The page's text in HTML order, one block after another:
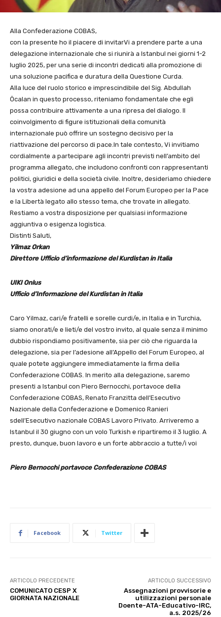
Alla Confederazione COBAS,
con la presente ho il piacere di invitarVi a prendere parte a una
delegazione internazionale che si riunirà a Istanbul nei giorni 1-2
luglio 2025, per una serie di incontri dedicati alla promozione di
una soluzione pacifica e duratura della Questione Curda.
Alla luce del ruolo storico e imprescindibile del Sig. Abdullah
Öcalan in questo processo, riteniamo fondamentale che egli
possa contribuire attivamente a una ripresa del dialogo. Il
coinvolgimento di figure istituzionali della comunità
internazionale può offrire un sostegno decisivo per la
riattivazione del percorso di pace.In tale contesto, Vi invitiamo
cordialmente a partecipare agli incontri previsti nell’ambito del
programma allegato, che includono confronti con rappresentanti
politici, giuridici e della società civile. Inoltre, desideriamo chiedere
la vostra adesione ad una appello del Forum Europeo per la Pace
e la Libertà legato allo stesso tema, che trovate in allegato.
Restiamo a vostra disposizione per qualsiasi informazione
aggiuntiva o esigenza logistica.
Distinti Saluti,
Yilmaz Orkan
Direttore Ufficio d’informazione del Kurdistan in Italia
UIKI Onlus
Ufficio d’Informazione del Kurdistan in Italia
Caro Yilmaz, cari/e fratelli e sorelle curdi/e, in Italia e in Turchia,
siamo onorati/e e lieti/e del vostro invito, al quale senza il minimo
dubbio rispondiamo positivamente, sia per ciò che riguarda la
delegazione, sia per l’adesione all’Appello del Forum Europeo, al
quale potete aggiungere immediatamente la firma della
Confederazione COBAS. In merito alla delegazione, saremo
presenti a Istanbul con Piero Bernocchi, portavoce della
Confederazione COBAS, Renato Franzitta dell’Esecutivo
Nazionale della Confederazione e Domenico Ranieri
sdell’Esecutivo nazionale COBAS Lavoro Privato. Arriveremo a
Istanbul il 30 giugno con un volo Turkish e ripartiremo il 3 luglio. A
presto, dunque, buon lavoro e un forte abbraccio a tutte/i voi
Piero Bernocchi portavoce Confederazione COBAS
Facebook Twitter
ARTICOLO PRECEDENTE
COMUNICATO CESP X
GIORNATA NAZIONALE
ARTICOLO SUCCESSIVO
Assegnazioni provvisorie e
utilizzazioni personale
Doente-ATA-Educativo-IRC,
a.s. 2025/26